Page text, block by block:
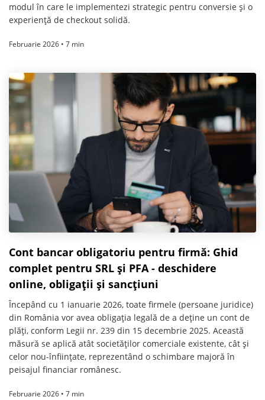
modul în care le implementezi strategic pentru conversie și o
experiență de checkout solidă.
Februarie 2026 • 7 min
Cont bancar obligatoriu pentru firmă: Ghid
complet pentru SRL și PFA - deschidere
online, obligații și sancțiuni
Începând cu 1 ianuarie 2026, toate firmele (persoane juridice)
din România vor avea obligația legală de a deține un cont de
plăți, conform Legii nr. 239 din 15 decembrie 2025. Această
măsură se aplică atât societăților comerciale existente, cât și
celor nou-înființate, reprezentând o schimbare majoră în
peisajul financiar românesc.
Februarie 2026 • 7 min